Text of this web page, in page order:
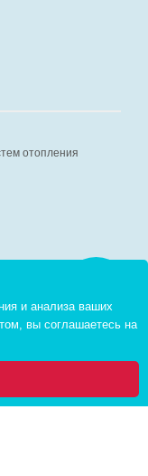
Корзина:
отопления
павильон № 8c
и анализа ваших
вы соглашаетесь на